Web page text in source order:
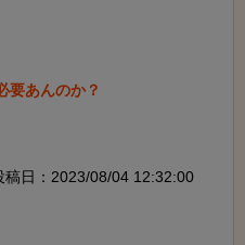
要あんのか？
稿日：2023/08/04 12:32:00